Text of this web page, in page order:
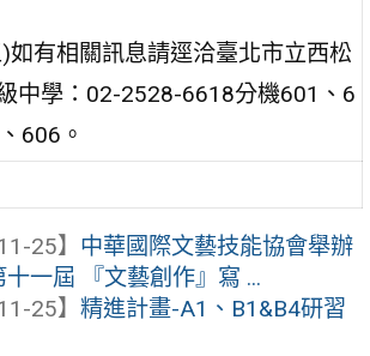
如有相關訊息請逕洽臺北市立西松
中學：02-2528-6618分機601、6
606。
25】 中華國際文藝技能協會舉辦
十一屆 『文藝創作』寫 ...
25】 精進計畫-A1、B1&B4研習